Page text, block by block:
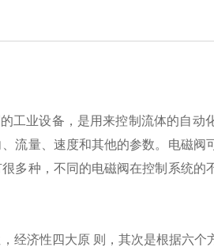
工业设备，是用来控制流体的自动
流量、速度和其他的参数。电磁阀
多种，不同的电磁阀在控制系统的
经济性四大原 则，其次是根据六个